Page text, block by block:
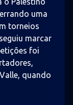
uma
torneios
marcar
foi
quando